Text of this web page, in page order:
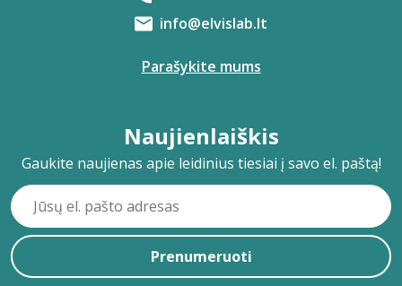
info@elvislab.lt
Parašykite mums
Naujienlaiškis
Gaukite naujienas apie leidinius tiesiai į savo el. paštą!
Prenumeruoti